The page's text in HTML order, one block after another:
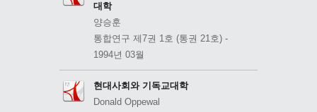
대학
양승훈
통합연구 제7권 1호 (통권 21호) -
1994년 03월
현대사회와 기독교대학
Donald Oppewal